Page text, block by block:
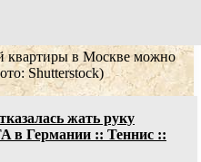
квартиры в Москве можно
Shutterstock)
жать руку
в Германии :: Теннис ::